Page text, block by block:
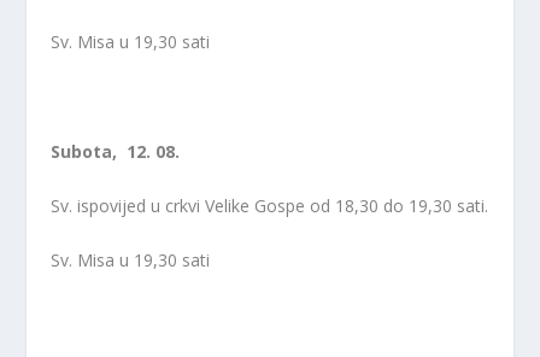
Sv. Misa u 19,30 sati
Subota, 12. 08.
Sv. ispovijed u crkvi Velike Gospe od 18,30 do 19,30 sati.
Sv. Misa u 19,30 sati